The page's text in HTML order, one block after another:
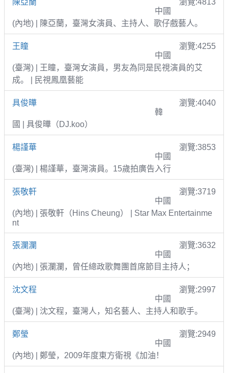
中國
(內地) | 陳亞蘭，臺灣女演員、主持人、歌仔戲藝人。
王瞳
瀏覽:4255
中國
(臺灣) | 王瞳，臺灣女演員，男友為同是民視演員的艾
成。 | 民視鳳凰藝能
具俊曄
瀏覽:4040
韓
國 | 具俊曄（DJ.koo）
楊謹華
瀏覽:3853
中國
(臺灣) | 楊謹華，臺灣演員。15歲拍廣告入行
張敬軒
瀏覽:3719
中國
(內地) | 張敬軒（Hins Cheung） | Star Max Entertainme
nt
張瀾瀾
瀏覽:3632
中國
(內地) | 張瀾瀾，曾任總政歌舞團首席節目主持人；
沈文程
瀏覽:2997
中國
(臺灣) | 沈文程，臺灣人，知名藝人、主持人和歌手。
鄭瑩
瀏覽:2949
中國
(內地) | 鄭瑩，2009年度東方衛視《加油！